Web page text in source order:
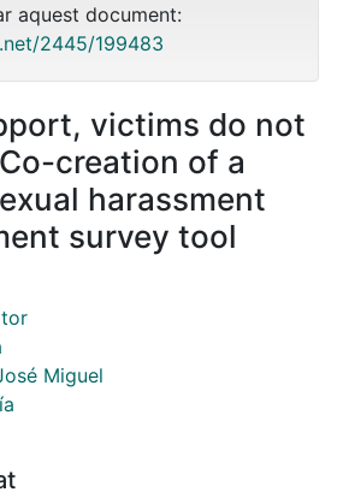
aquest document:
2445/199483
victims do not
creation of a
harassment
survey tool
Miguel